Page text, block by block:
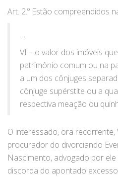
Art. 2.º Estão compreendidos
…
VI – o valor dos imóveis
patrimônio comum ou na
a um dos cônjuges
cônjuge supérstite ou a
respectiva meação ou
O interessado, ora recorrente,
procurador do divorciando
Nascimento, advogado por
discorda do apontado